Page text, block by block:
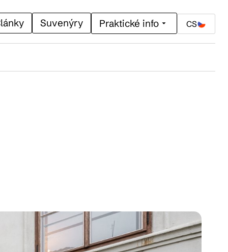
Suvenýry Praktické info CS